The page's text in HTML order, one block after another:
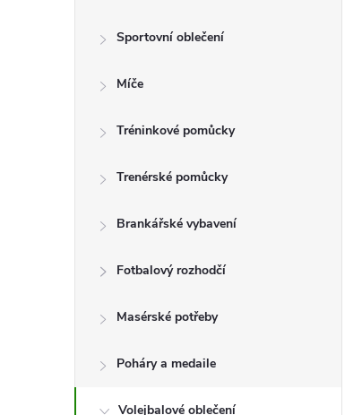
Sportovní oblečení
Míče
Tréninkové pomůcky
Trenérské pomůcky
Brankářské vybavení
Fotbalový rozhodčí
Masérské potřeby
Poháry a medaile
Volejbalové oblečení